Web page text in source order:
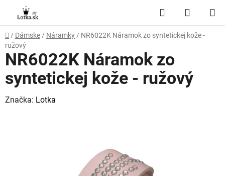
obsah
Hľadať
KOŠÍK
Domov
/ Dámske / Náramky / NR6022K Náramok zo syntetickej kože -
ružový
NR6022K Náramok zo
syntetickej kože - ružový
Značka: Lotka